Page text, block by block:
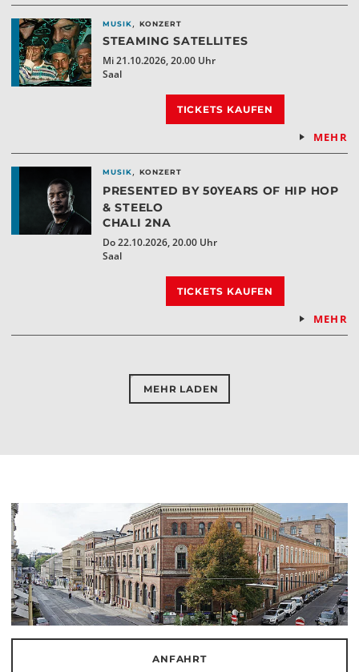
MUSIK, KONZERT
STEAMING SATELLITES
Mi 21.10.2026, 20.00 Uhr
Saal
MEHR
TICKETS KAUFEN
MUSIK, KONZERT
PRESENTED BY 50YEARS OF HIP HOP
& STEELO
CHALI 2NA
Do 22.10.2026, 20.00 Uhr
Saal
MEHR
TICKETS KAUFEN
MEHR LADEN
ANFAHRT